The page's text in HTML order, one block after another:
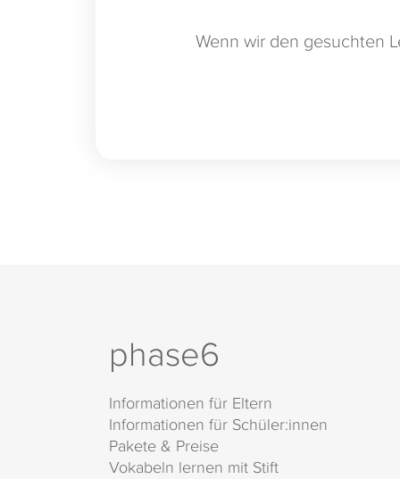
Wenn wir den gesuchten
phase6
Informationen für Eltern
Informationen für Schüler:innen
Pakete & Preise
Vokabeln lernen mit Stift